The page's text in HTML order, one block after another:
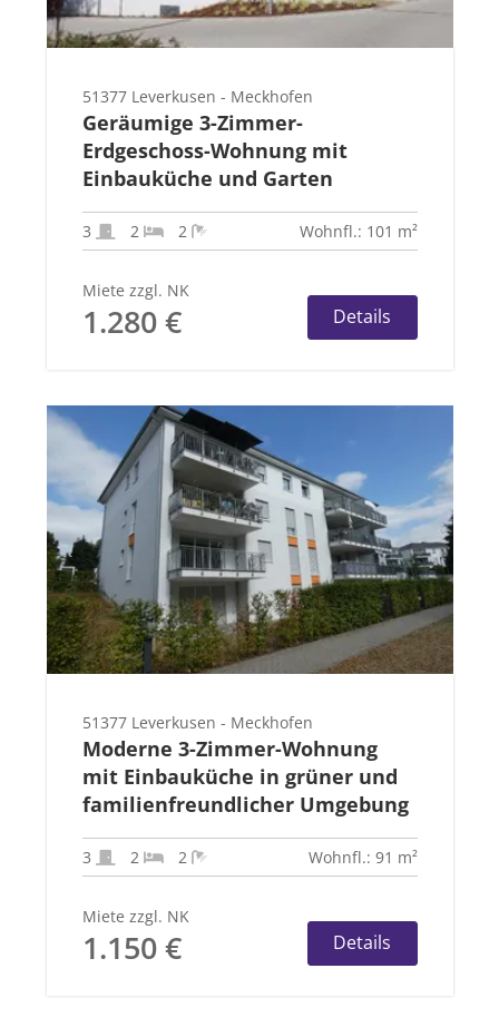
51377 Leverkusen - Meckhofen
Geräumige 3-Zimmer-
Erdgeschoss-Wohnung mit
Einbauküche und Garten
3 2 2 Wohnfl.: 101 m²
Miete zzgl. NK
1.280 € Details
51377 Leverkusen - Meckhofen
Moderne 3-Zimmer-Wohnung
mit Einbauküche in grüner und
familienfreundlicher Umgebung
3 2 2 Wohnfl.: 91 m²
Miete zzgl. NK
1.150 € Details